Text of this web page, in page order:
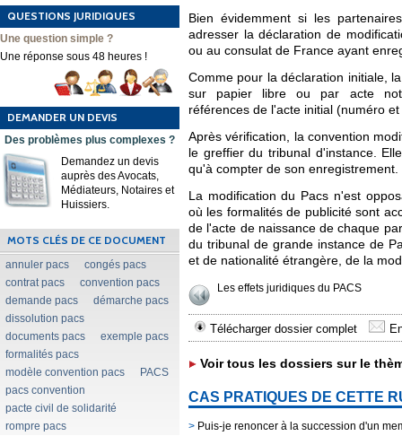
QUESTIONS JURIDIQUES
Une question simple ?
Une réponse sous 48 heures !
DEMANDER UN DEVIS
Des problèmes plus complexes ?
Demandez un devis
auprès des Avocats,
Médiateurs, Notaires et
Huissiers.
MOTS CLÉS DE CE DOCUMENT
annuler pacs
congés pacs
contrat pacs
convention pacs
demande pacs
démarche pacs
dissolution pacs
documents pacs
exemple pacs
formalités pacs
modèle convention pacs
PACS
pacs convention
pacte civil de solidarité
rompre pacs
Bien évidemment si les
adresser la déclaration de
ou au consulat de France ayant
Comme pour la déclaration initiale,
sur papier libre ou par acte
références de l'acte initial (numéro
Après vérification, la convention
le greffier du tribunal d'instance.
qu'à compter de son enregistrement.
La modification du Pacs n'est
où les formalités de publicité sont
de l'acte de naissance de chaque
du tribunal de grande instance de
et de nationalité étrangère, de la
Les effets juridiques du PACS
Télécharger dossier complet
Voir tous les dossiers sur le
CAS PRATIQUES DE CETTE
> Puis-je renoncer à la succession d'un